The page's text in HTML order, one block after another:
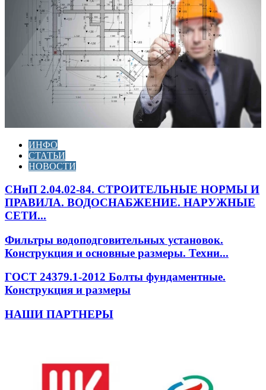
ИНФО
СТАТЬИ
НОВОСТИ
СНиП 2.04.02-84. СТРОИТЕЛЬНЫЕ НОРМЫ И
ПРАВИЛА. ВОДОСНАБЖЕНИЕ. НАРУЖНЫЕ
СЕТИ...
Фильтры водоподговительных установок.
Конструкция и основные размеры. Техни...
ГОСТ 24379.1-2012 Болты фундаментные.
Конструкция и размеры
НАШИ ПАРТНЕРЫ